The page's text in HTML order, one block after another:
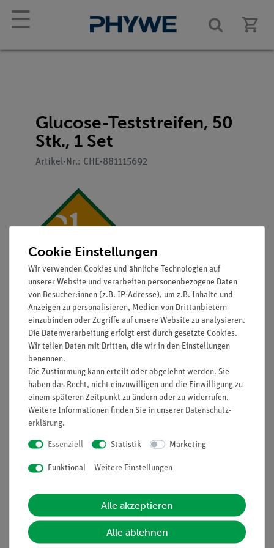
☰
Glucose-Teststreifen, 50
Stk., 1 Set
Artikel-Nr.: CHE-881115692
Funktion und Verwendung
Glucose-Teststreifen 50 Stk.
Signalwort: -
H-Sätze: -
P-Sätze: -
UN-Nr: 0
Wassergefährdungsklasse: -
HINWEIS: Bitte beachten Sie, dass wir keine
Wiederverkäufer, berufsmässige Verwender und
öffentliche Forschungs-, Untersuchungs- und
Lehranstalten abgeben.
Cookie Einstellungen
Wir verwenden Cookies und ähnliche Technologien auf
unserer Website und verarbeiten personenbezogene Daten
von Besucher:innen (z.B. IP-Adresse), um z.B. Inhalte und
Anzeigen zu personalisieren, Medien von Drittanbietern
einzubinden oder Zugriffe auf unsere Website zu analysieren.
Die Datenverarbeitung erfolgt erst durch gesetzte Cookies.
Wir teilen Daten mit Dritten, die wir in den Einstellungen
benennen.
Die Zustimmung kann erteilt oder abgelehnt werden. Sie
haben das Recht, nicht einzuwilligen und die Einwilligung zu
einem späteren Zeitpunkt zu ändern oder zu widerrufen.
Weitere Informationen finden Sie in unserer Daten­schutz­
erklärung.
Essenziell Statistik Marketing
Funktional Weitere Einstellungen
Alle akzeptieren
Alle ablehnen